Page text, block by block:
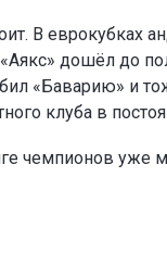
В еврокубках
дошёл до
«Баварию» и
клуба в
чемпионов